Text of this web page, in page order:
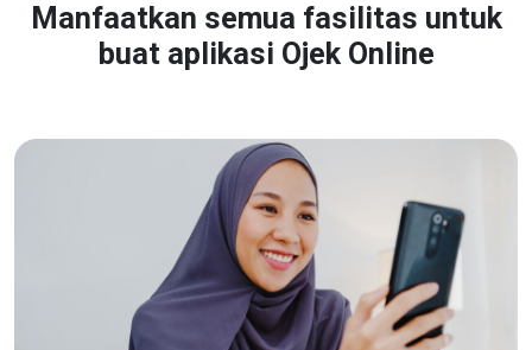
Manfaatkan semua fasilitas untuk
buat aplikasi Ojek Online